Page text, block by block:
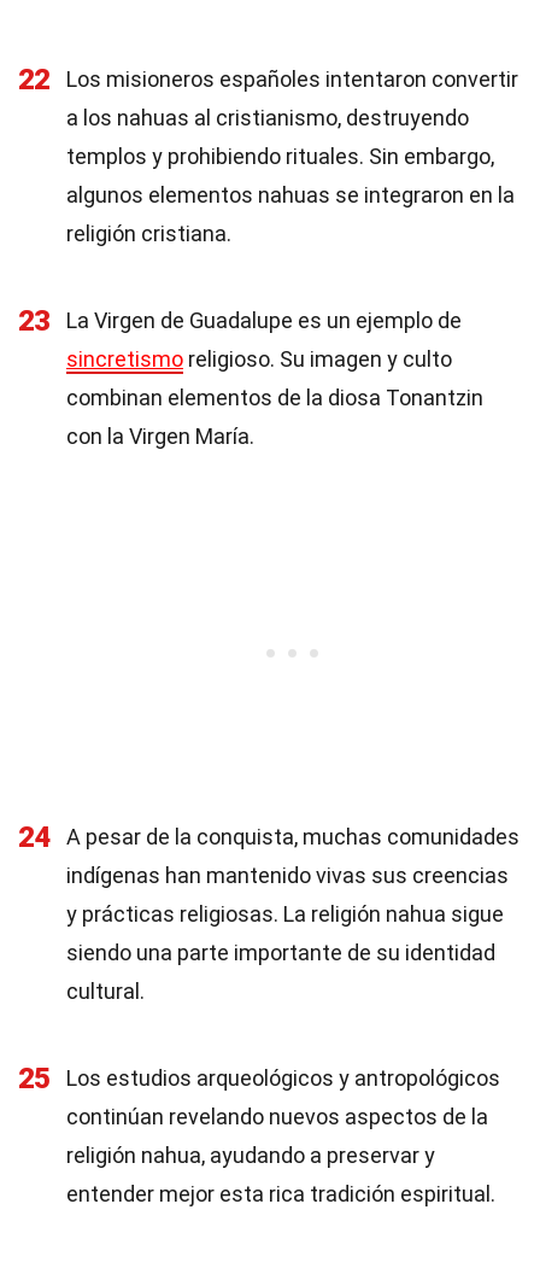
22
Los misioneros españoles intentaron convertir
a los nahuas al cristianismo, destruyendo
templos y prohibiendo rituales. Sin embargo,
algunos elementos nahuas se integraron en la
religión cristiana.
23
La Virgen de Guadalupe es un ejemplo de
sincretismo religioso. Su imagen y culto
combinan elementos de la diosa Tonantzin
con la Virgen María.
24
A pesar de la conquista, muchas comunidades
indígenas han mantenido vivas sus creencias
y prácticas religiosas. La religión nahua sigue
siendo una parte importante de su identidad
cultural.
25
Los estudios arqueológicos y antropológicos
continúan revelando nuevos aspectos de la
religión nahua, ayudando a preservar y
entender mejor esta rica tradición espiritual.